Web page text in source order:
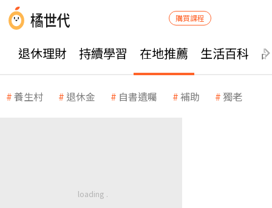
購買課程
退休理財 持續學習 在地推薦 生活百科
養生村 退休金 自書遺囑 補助 獨老